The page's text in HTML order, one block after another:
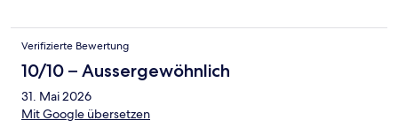
Verifizierte Bewertung
10/10 – Aussergewöhnlich
31. Mai 2026
Mit Google übersetzen